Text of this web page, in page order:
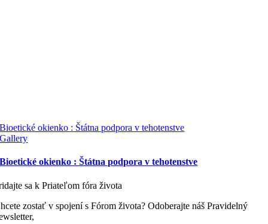
Bioetické okienko : Štátna podpora v tehotenstve
Gallery
Bioetické okienko : Štátna podpora v tehotenstve
sa k Priateľom fóra života
zostať v spojení s Fórom života? Odoberajte náš Pravidelný